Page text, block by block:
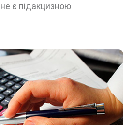
не є підакцизною